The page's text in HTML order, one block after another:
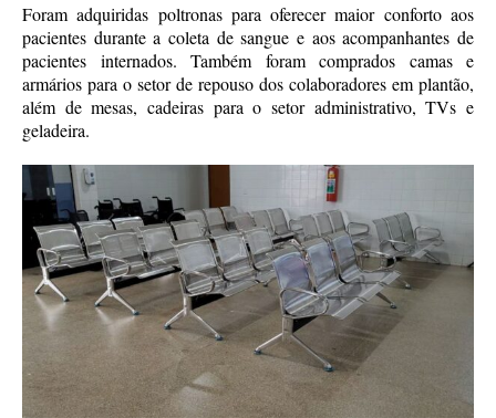
Foram adquiridas poltronas para oferecer maior conforto aos
pacientes durante a coleta de sangue e aos acompanhantes de
pacientes internados. Também foram comprados camas e
armários para o setor de repouso dos colaboradores em plantão,
além de mesas, cadeiras para o setor administrativo, TVs e
geladeira.